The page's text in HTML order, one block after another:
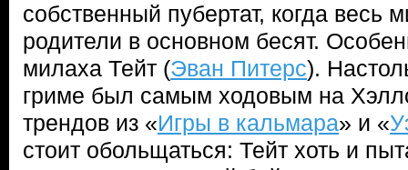
собственный пубертат, когда весь
родители в основном бесят.
милаха Тейт (Эван Питерс).
гриме был самым ходовым на
трендов из «Игры в кальмара» и «
стоит обольщаться: Тейт хоть и